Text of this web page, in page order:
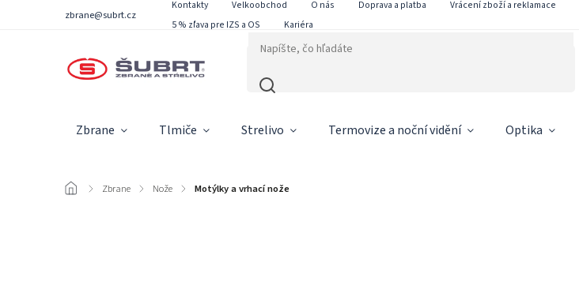
zbrane@subrt.cz
Kontakty Velkoobchod O nás Doprava a platba Vrácení zboží a reklamace
5 % zľava pre IZS a OS
Kariéra
Zbrane Tlmiče Strelivo Termovize a noční vidění Optika
/ Zbrane / Nože / Motýlky a vrhací nože